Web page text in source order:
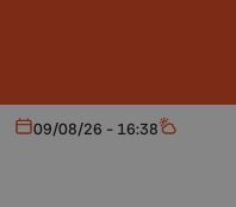
Aujourd'hui
09/08/26 - 16:38 Météo